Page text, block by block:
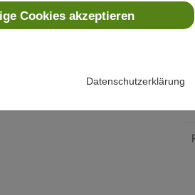
Cookies akzeptieren
Datenschutzerklärung
kann angeboten werden. Das
sind oder jetzt durch